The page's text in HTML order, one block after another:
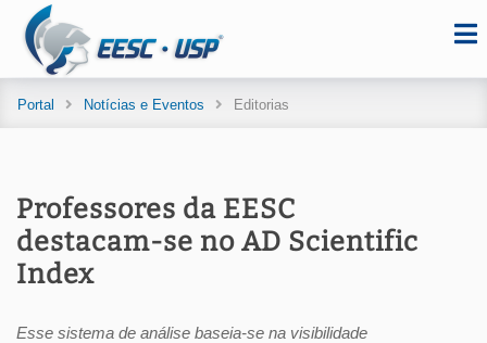
Portal Notícias e Eventos Editorias
Professores da EESC
destacam-se no AD Scientific
Index
Esse sistema de análise baseia-se na visibilidade